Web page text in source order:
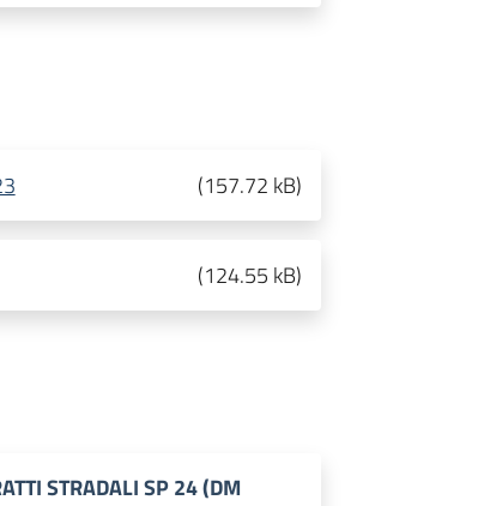
(157.72 kB)
(124.55 kB)
STRADALI SP 24 (DM